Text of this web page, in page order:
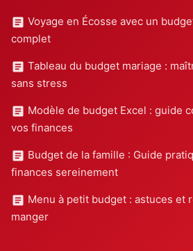
Voyage en Écosse avec un
complet
Tableau du budget mariage :
sans stress
Modèle de budget Excel : guide
vos finances
Budget de la famille : Guide
finances sereinement
Menu à petit budget : astuces et
manger